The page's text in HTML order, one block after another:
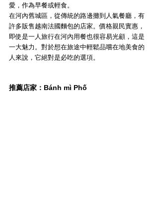
愛，作為早餐或輕食。
在河內舊城區，從傳統的路邊攤到人氣餐廳，有
許多販售越南法國麵包的店家。價格親民實惠，
即使是一人旅行在河內用餐也很容易光顧，這是
一大魅力。對於想在旅途中輕鬆品嚐在地美食的
人來說，它絕對是必吃的選項。
推薦店家：Bánh mì Phố